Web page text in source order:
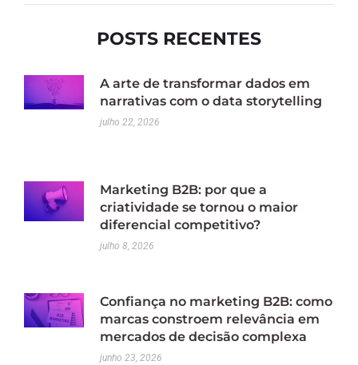
POSTS RECENTES
A arte de transformar dados em
narrativas com o data storytelling
julho 22, 2026
Marketing B2B: por que a
criatividade se tornou o maior
diferencial competitivo?
julho 8, 2026
Confiança no marketing B2B: como
marcas constroem relevância em
mercados de decisão complexa
junho 23, 2026